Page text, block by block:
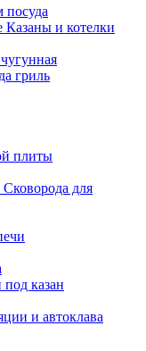
посуда
Казаны и котелки
гриль
плиты
Сковорода для
казан
и автоклава